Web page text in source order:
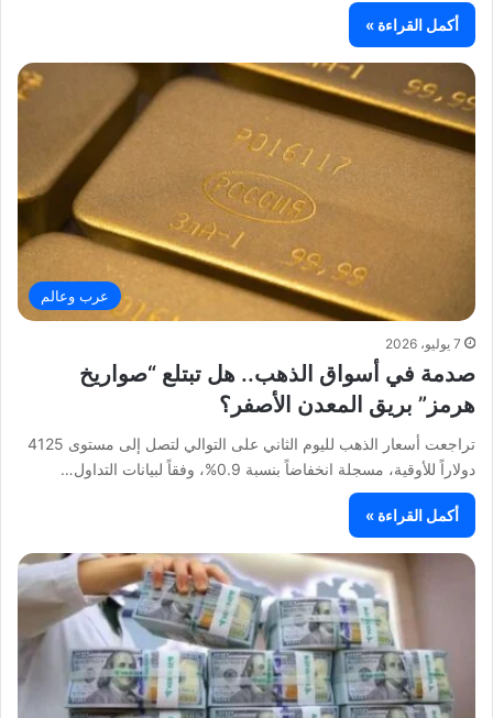
أكمل القراءة »
عرب وعالم
7 يوليو، 2026
صدمة في أسواق الذهب.. هل تبتلع “صواريخ
هرمز” بريق المعدن الأصفر؟
تراجعت أسعار الذهب لليوم الثاني على التوالي لتصل إلى مستوى 4125
دولاراً للأوقية، مسجلة انخفاضاً بنسبة 0.9%، وفقاً لبيانات التداول…
أكمل القراءة »